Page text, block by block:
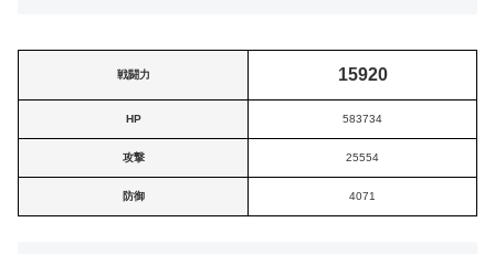
戦闘力 15920
HP 583734
攻撃 25554
防御 4071